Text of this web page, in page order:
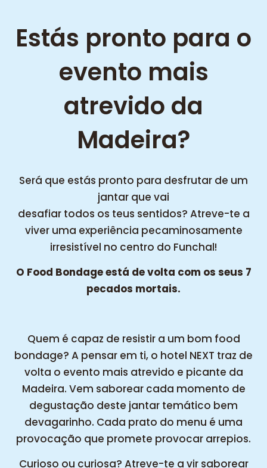
Estás pronto para o
evento mais
atrevido da
Madeira?
Será que estás pronto para desfrutar de um
jantar que vai
desafiar todos os teus sentidos? Atreve-te a
viver uma experiência pecaminosamente
irresistível no centro do Funchal!
O Food Bondage está de volta com os seus 7
pecados mortais.
Quem é capaz de resistir a um bom food
bondage? A pensar em ti, o hotel NEXT traz de
volta o evento mais atrevido e picante da
Madeira. Vem saborear cada momento de
degustação deste jantar temático bem
devagarinho. Cada prato do menu é uma
provocação que promete provocar arrepios.
Curioso ou curiosa? Atreve-te a vir saborear